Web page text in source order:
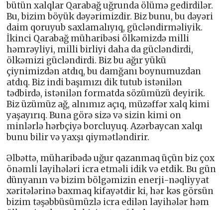
bütün xalqlar Qarabağ uğrunda ölümə gedirdilər.
Bu, bizim böyük dəyərimizdir. Biz bunu, bu dəyəri
daim qoruyub saxlamalıyıq, gücləndirməliyik.
İkinci Qarabağ müharibəsi ölkəmizdə milli
həmrəyliyi, milli birliyi daha da gücləndirdi,
ölkəmizi gücləndirdi. Biz bu ağır yükü
çiynimizdən atdıq, bu damğanı boynumuzdan
atdıq. Biz indi başımızı dik tutub istənilən
tədbirdə, istənilən formatda sözümüzü deyirik.
Biz üzümüz ağ, alnımız açıq, müzəffər xalq kimi
yaşayırıq. Buna görə sizə və sizin kimi on
minlərlə hərbçiyə borcluyuq. Azərbaycan xalqı
bunu bilir və yaxşı qiymətləndirir.
Əlbəttə, müharibədə uğur qazanmaq üçün biz çox
önəmli layihələri icra etməli idik və etdik. Bu gün
dünyanın və bizim bölgəmizin enerji-nəqliyyat
xəritələrinə baxmaq kifayətdir ki, hər kəs görsün
bizim təşəbbüsümüzlə icra edilən layihələr həm